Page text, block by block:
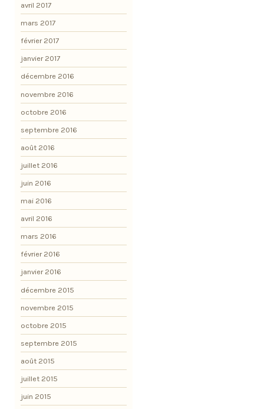
avril 2017
mars 2017
février 2017
janvier 2017
décembre 2016
novembre 2016
octobre 2016
septembre 2016
août 2016
juillet 2016
juin 2016
mai 2016
avril 2016
mars 2016
février 2016
janvier 2016
décembre 2015
novembre 2015
octobre 2015
septembre 2015
août 2015
juillet 2015
juin 2015